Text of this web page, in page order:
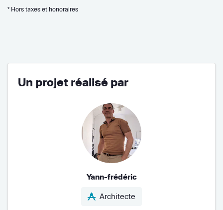
* Hors taxes et honoraires
Un projet réalisé par
Yann-frédéric
Architecte